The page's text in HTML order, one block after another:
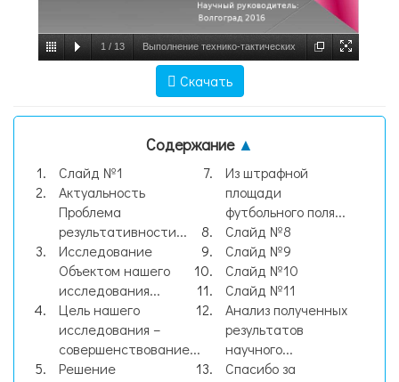
1 / 13 Выполнение технико-тактических
квалифицированными футболистами,
Скачать
Содержание ▲
Слайд №1
Актуальность
Проблема
результативности...
Исследование
Объектом нашего
исследования...
Цель нашего
исследования –
совершенствование...
Решение
Из штрафной
площади
футбольного поля...
Слайд №8
Слайд №9
Слайд №10
Слайд №11
Анализ полученных
результатов
научного...
Спасибо за